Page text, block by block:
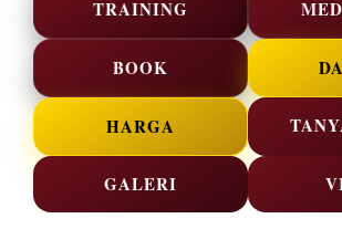
TRAINING
BOOK
HARGA
GALERI